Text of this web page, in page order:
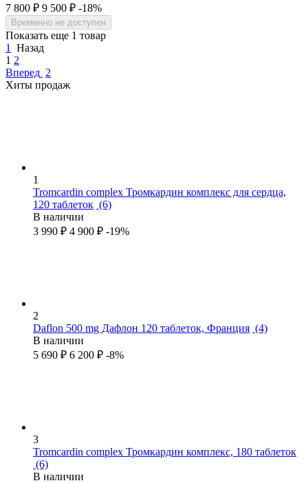
7 800 ₽ 9 500 ₽ -18%
Временно не доступен
Показать еще 1 товар
1
Назад
1 2
Вперед 2
Хиты продаж
1
Tromcardin complex Тромкардин комплекс для сердца,
120 таблеток (6)
В наличии
3 990 ₽ 4 900 ₽ -19%
2
Daflon 500 mg Дафлон 120 таблеток, Франция (4)
В наличии
5 690 ₽ 6 200 ₽ -8%
3
Tromcardin complex Тромкардин комплекс, 180 таблеток
(6)
В наличии